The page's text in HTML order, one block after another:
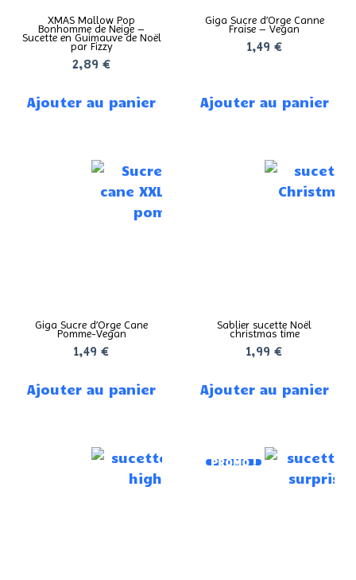
XMAS Mallow Pop
Bonhomme de Neige –
Sucette en Guimauve de Noël
par Fizzy
2,89€
Ajouter au panier
Giga Sucre d’Orge Canne
Fraise – Vegan
1,49 €
Ajouter au panier
Giga Sucre d’Orge Cane
Pomme-Vegan
1,49€
Ajouter au panier
Sablier sucette Noël
christmas time
1,99€
Ajouter au panier
PROMO !